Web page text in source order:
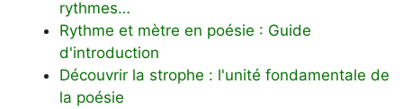
rythmes…
Rythme et mètre en poésie : Guide
d'introduction
Découvrir la strophe : l'unité fondamentale de
la poésie